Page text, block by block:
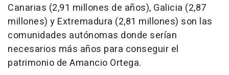
Canarias (2,91 millones de años), Galicia (2,87
millones) y Extremadura (2,81 millones) son las
comunidades autónomas donde serían
necesarios más años para conseguir el
patrimonio de Amancio Ortega.